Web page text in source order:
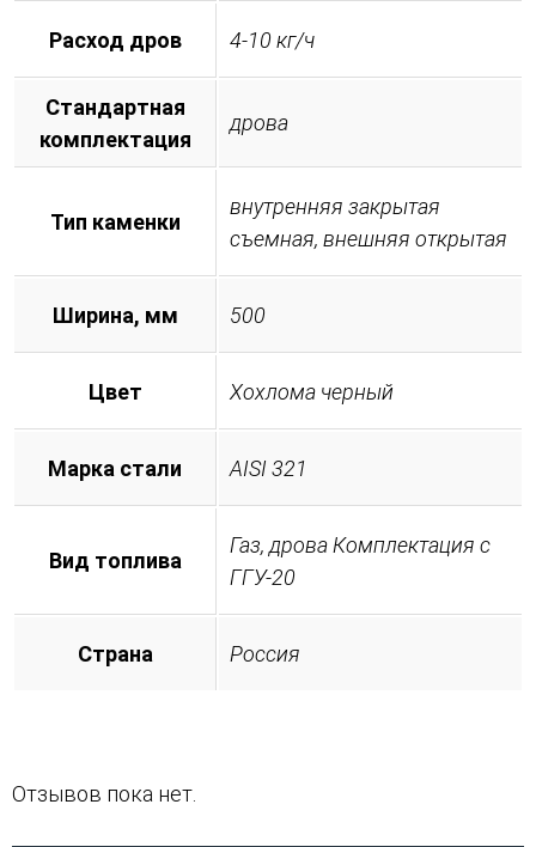
Расход дров 4-10 кг/ч
Стандартная
комплектация
дрова
Тип каменки
внутренняя закрытая
съемная, внешняя открытая
Ширина, мм 500
Цвет Хохлома черный
Марка стали AISI 321
Вид топлива
Газ, дрова Комплектация с
ГГУ-20
Страна Россия
Отзывов пока нет.